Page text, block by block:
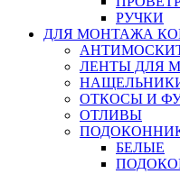
РУЧКИ
ДЛЯ МОНТАЖА
ЛЕНТЫ ДЛЯ
ОТКОСЫ И
ОТЛИВЫ
БЕЛЫЕ